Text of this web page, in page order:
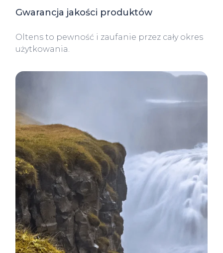
Gwarancja jakości produktów
Oltens to pewność i zaufanie przez cały okres
użytkowania.